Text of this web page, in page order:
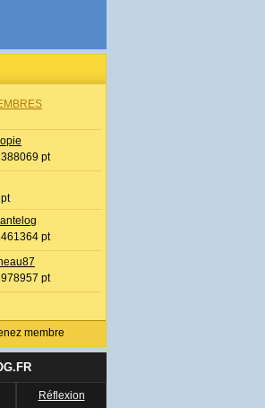
pt
pt
pt
membre
Réflexion